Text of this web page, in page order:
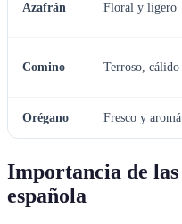
Azafrán Floral y ligero
Comino Terroso, cálido
Orégano Fresco y
Importancia de las
española